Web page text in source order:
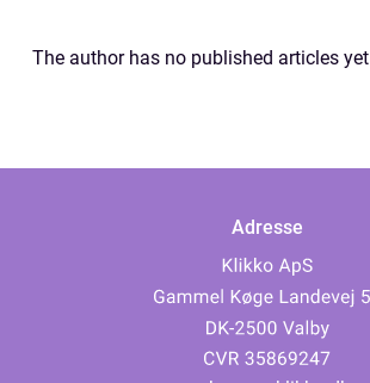
The author has no published articles yet
Adresse